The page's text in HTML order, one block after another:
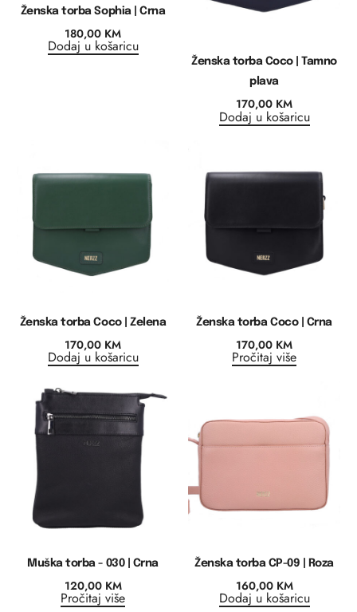
Ženska torba Sophia | Crna
180,00 KM
Dodaj u košaricu
Ženska torba Coco | Tamno
plava
170,00 KM
Dodaj u košaricu
Ženska torba Coco | Zelena
170,00 KM
Dodaj u košaricu
Ženska torba Coco | Crna
170,00 KM
Pročitaj više
Muška torba - 030 | Crna
120,00 KM
Pročitaj više
Ženska torba CP-09 | Roza
160,00 KM
Dodaj u košaricu